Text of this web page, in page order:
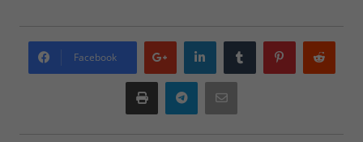
Facebook
Google
plus
LinkedIn Tumblr Pinterest
Print Telegram